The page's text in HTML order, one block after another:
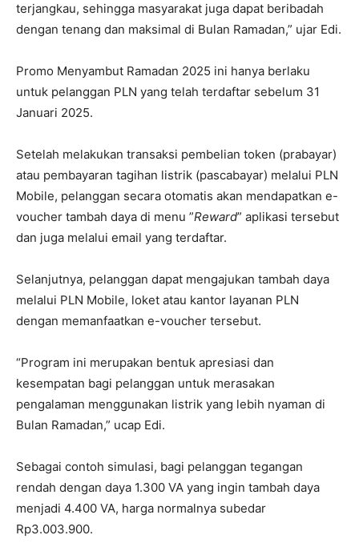
terjangkau, sehingga masyarakat juga dapat beribadah
dengan tenang dan maksimal di Bulan Ramadan,” ujar Edi.
Promo Menyambut Ramadan 2025 ini hanya berlaku
untuk pelanggan PLN yang telah terdaftar sebelum 31
Januari 2025.
Setelah melakukan transaksi pembelian token (prabayar)
atau pembayaran tagihan listrik (pascabayar) melalui PLN
Mobile, pelanggan secara otomatis akan mendapatkan e-
voucher tambah daya di menu ”Reward” aplikasi tersebut
dan juga melalui email yang terdaftar.
Selanjutnya, pelanggan dapat mengajukan tambah daya
melalui PLN Mobile, loket atau kantor layanan PLN
dengan memanfaatkan e-voucher tersebut.
“Program ini merupakan bentuk apresiasi dan
kesempatan bagi pelanggan untuk merasakan
pengalaman menggunakan listrik yang lebih nyaman di
Bulan Ramadan,” ucap Edi.
Sebagai contoh simulasi, bagi pelanggan tegangan
rendah dengan daya 1.300 VA yang ingin tambah daya
menjadi 4.400 VA, harga normalnya subedar
Rp3.003.900.